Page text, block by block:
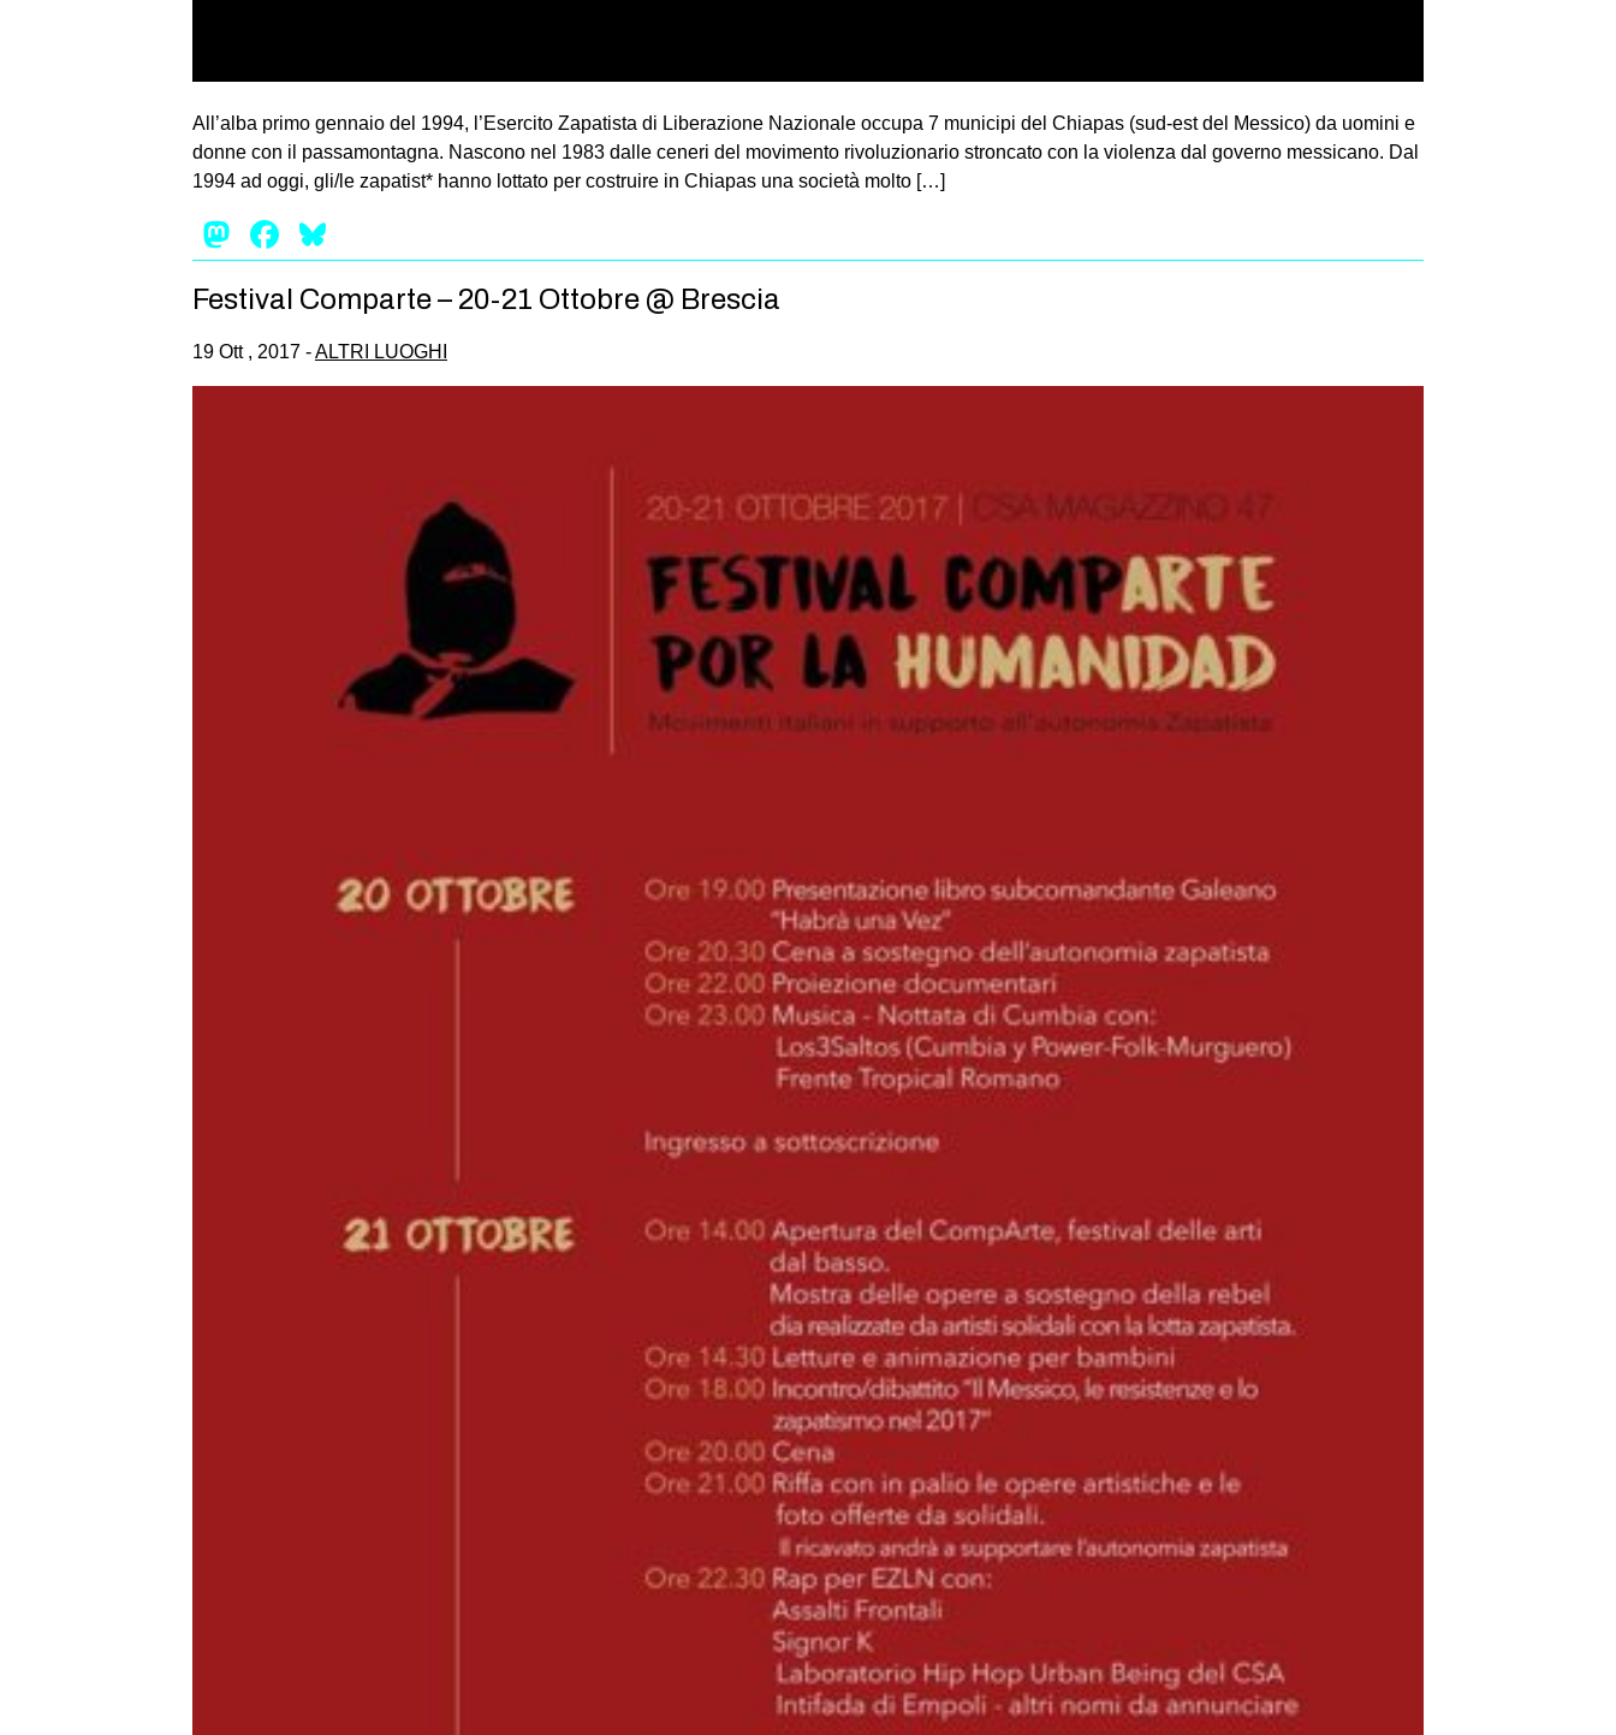
All’alba primo gennaio del 1994, l’Esercito Zapatista di Liberazione Nazionale occupa 7 municipi del Chiapas (sud-est del Messico) da uomini e
donne con il passamontagna. Nascono nel 1983 dalle ceneri del movimento rivoluzionario stroncato con la violenza dal governo messicano. Dal
1994 ad oggi, gli/le zapatist* hanno lottato per costruire in Chiapas una società molto […]
Mastodon
Facebook
Festival Comparte – 20-21 Ottobre @ Brescia
19 Ott , 2017 -ALTRI LUOGHI